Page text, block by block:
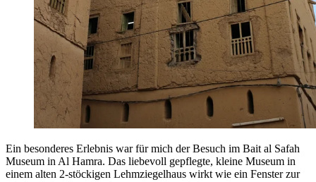
Ein besonderes Erlebnis war für mich der Besuch im Bait al Safah
Museum in Al Hamra. Das liebevoll gepflegte, kleine Museum in
einem alten 2-stöckigen Lehmziegelhaus wirkt wie ein Fenster zur